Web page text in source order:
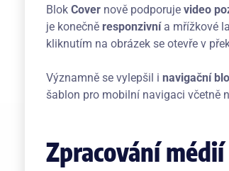
Blok Cover nově podporuje video
je konečně responzivnía mřížkové
kliknutím na obrázek se otevře v
Významně se vylepšil i navigační
šablon pro mobilní navigaci včetně
Zpracování